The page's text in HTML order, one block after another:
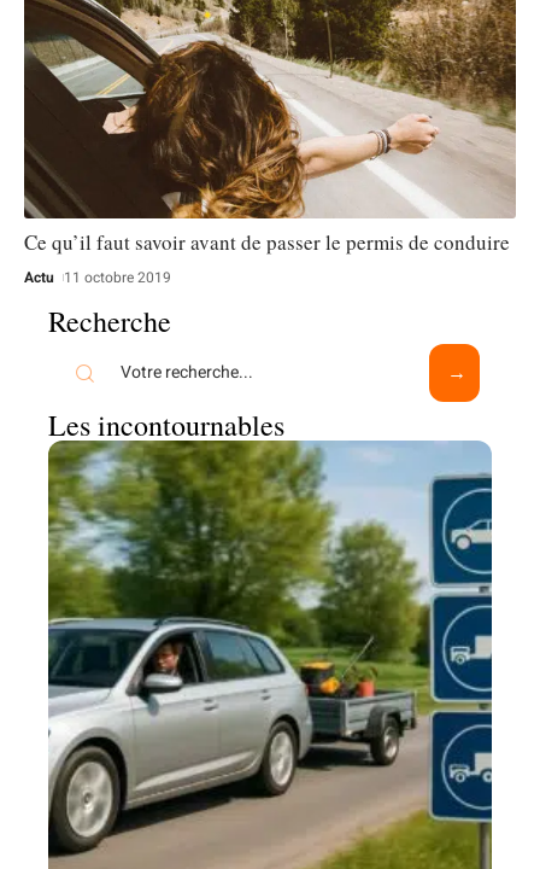
Ce qu’il faut savoir avant de passer le permis de conduire
Actu 11 octobre 2019
Recherche
Les incontournables